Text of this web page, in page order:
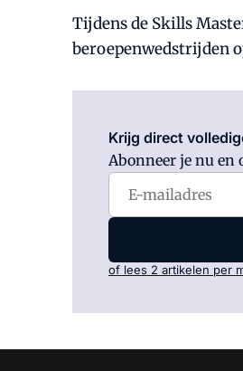
Tijdens de Skills
beroepenwedstrijden
Krijg direct
Abonneer je nu en
of lees 2 artikelen per